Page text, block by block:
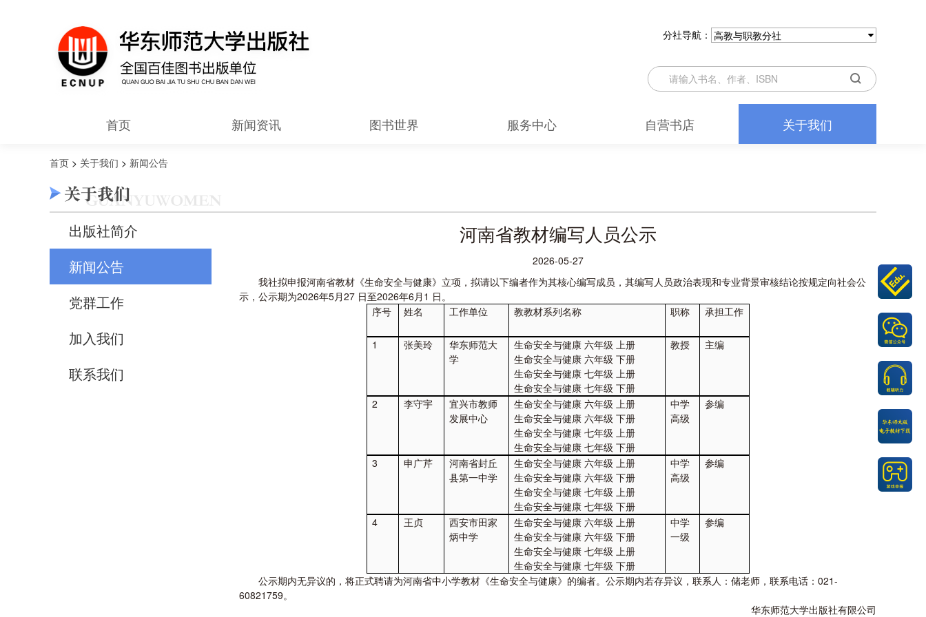
分社导航： 高教与职教分社
首页 新闻资讯 图书世界 服务中心 自营书店 关于我们
首页 > 关于我们 > 新闻公告
出版社简介
新闻公告
党群工作
加入我们
联系我们
河南省教材编写人员公示
2026-05-27
我社拟申报河南省教材《生命安全与健康》立项，拟请以下编者作为其核心编写成员，其编写人员政治表现和专业背景审核结论按规定向社会公
示，公示期为2026年5月27 日至2026年6月1 日。
序号
姓名 工作单位 教教材系列名称 职称 承担工作
1 张美玲
华东师范大
学
生命安全与健康 六年级 上册
生命安全与健康 六年级 下册
生命安全与健康 七年级 上册
生命安全与健康 七年级 下册
教授 主编
2 李守宇
宜兴市教师
发展中心
生命安全与健康 六年级 上册
生命安全与健康 六年级 下册
生命安全与健康 七年级 上册
生命安全与健康 七年级 下册
中学
高级
参编
3 申广芹
河南省封丘
县第一中学
生命安全与健康 六年级 上册
生命安全与健康 六年级 下册
生命安全与健康 七年级 上册
生命安全与健康 七年级 下册
中学
高级
参编
4 王贞
西安市田家
炳中学
生命安全与健康 六年级 上册
生命安全与健康 六年级 下册
生命安全与健康 七年级 上册
生命安全与健康 七年级 下册
中学
一级
参编
公示期内无异议的，将正式聘请为河南省中小学教材《生命安全与健康》的编者。公示期内若存异议，联系人：储老师，联系电话：021-
60821759。
华东师范大学出版社有限公司